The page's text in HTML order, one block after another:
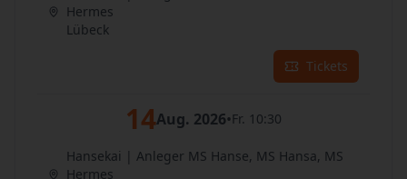
Hermes
Lübeck
Tickets
14Aug. 2026•Fr. 10:30
Hansekai | Anleger MS Hanse, MS Hansa, MS
Hermes